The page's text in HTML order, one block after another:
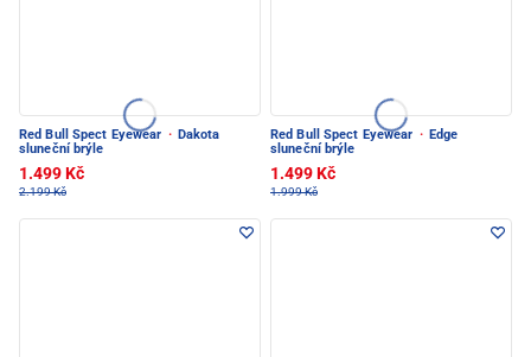
Red Bull Spect Eyewear · Dakota
sluneční brýle
1.499 Kč
2.199 Kč
Red Bull Spect Eyewear · Edge
sluneční brýle
1.499 Kč
1.999 Kč